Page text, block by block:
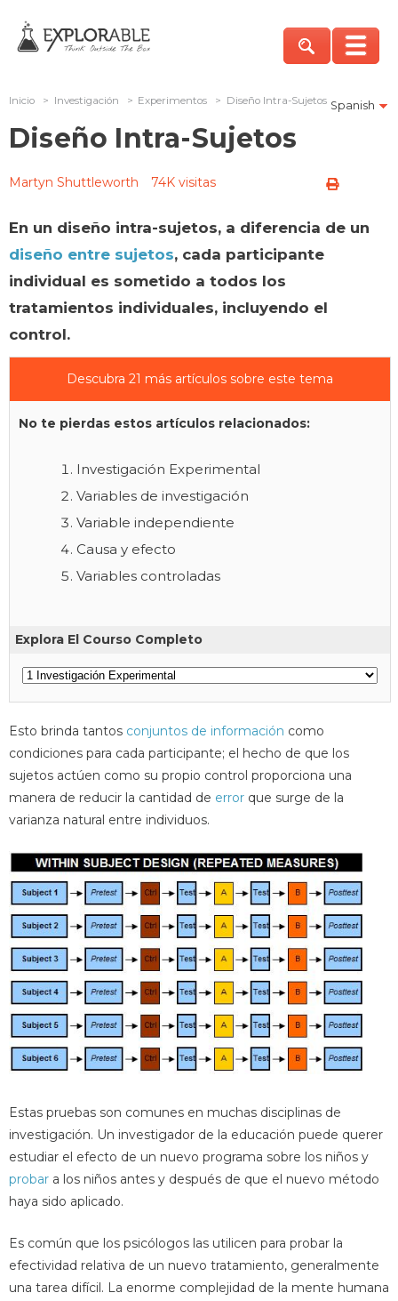
Spanish
Inicio > Investigación > Experimentos > Diseño Intra-Sujetos
Diseño Intra-Sujetos
Martyn Shuttleworth 74K visitas
En un diseño intra-sujetos, a diferencia de un
diseño entre sujetos, cada participante
individual es sometido a todos los
tratamientos individuales, incluyendo el
control.
Descubra 21 más artículos sobre este tema
No te pierdas estos artículos relacionados:
Investigación Experimental
Variables de investigación
Variable independiente
Causa y efecto
Variables controladas
Explora El Courso Completo
Esto brinda tantos conjuntos de información como
condiciones para cada participante; el hecho de que los
sujetos actúen como su propio control proporciona una
manera de reducir la cantidad de error que surge de la
varianza natural entre individuos.
Estas pruebas son comunes en muchas disciplinas de
investigación. Un investigador de la educación puede querer
estudiar el efecto de un nuevo programa sobre los niños y
probar a los niños antes y después de que el nuevo método
haya sido aplicado.
Es común que los psicólogos las utilicen para probar la
efectividad relativa de un nuevo tratamiento, generalmente
una tarea difícil. La enorme complejidad de la mente humana